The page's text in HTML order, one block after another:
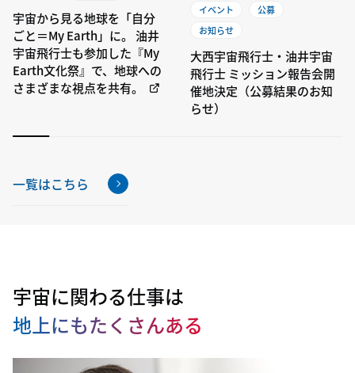
宇宙から見る地球を「自分
ごと＝My Earth」に。 油井
宇宙飛行士も参加した『My
Earth文化祭』で、地球への
さまざまな視点を共有。
イベント
公募
お知らせ
大西宇宙飛行士・油井宇宙
飛行士 ミッション報告会開
催地決定（公募結果のお知
らせ）
一覧はこちら
宇宙に関わる仕事は
地上にもたくさんある